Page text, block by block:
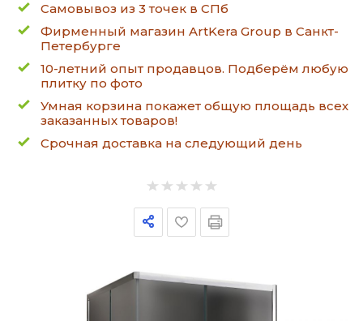
Самовывоз из 3 точек в СПб
Фирменный магазин ArtKera Group в Санкт-
Петербурге
10-летний опыт продавцов. Подберём любую
плитку по фото
Умная корзина покажет общую площадь всех
заказанных товаров!
Срочная доставка на следующий день